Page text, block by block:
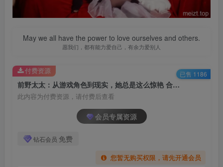
May we all have the power to love ourselves and others.
愿我们，都有能力爱自己，有余力爱别人
前野太太：从游戏角色到现实，她总是这么惊艳 合集[持续更新]
此内容为付费资源，请付费后查看
会员专属资源
钻石会员 免费
您暂无购买权限，请先开通会员
付费资源 已售 1186